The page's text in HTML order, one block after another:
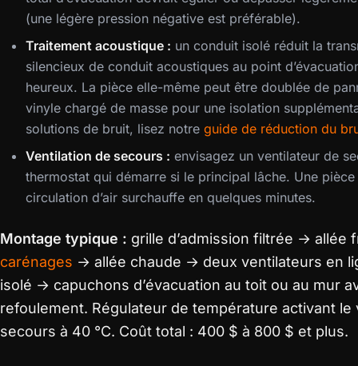
(une légère pression négative est préférable).
Traitement acoustique : un conduit isolé réduit la
silencieux de conduit acoustiques au point
heureux. La pièce elle-même peut être doublée de
vinyle chargé de masse pour une isolation
solutions de bruit, lisez notre guide de réduction du
Ventilation de secours : envisagez un ventilateur de
thermostat qui démarre si le principal lâche. Une
circulation d’air surchauffe en quelques minutes.
Montage typique : grille d’admission filtrée → allée
carénages → allée chaude → deux ventilateurs en
isolé → capuchons d’évacuation au toit ou au mur
refoulement. Régulateur de température activant le
secours à 40 °C. Coût total : 400 $ à 800 $ et plus.